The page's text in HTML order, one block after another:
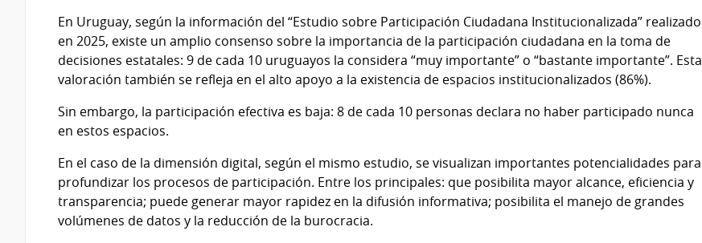
En Uruguay, según la información del “Estudio sobre Participación Ciudadana Institucionalizada” realizado
en 2025, existe un amplio consenso sobre la importancia de la participación ciudadana en la toma de
decisiones estatales: 9 de cada 10 uruguayos la considera “muy importante” o “bastante importante”. Esta
valoración también se refleja en el alto apoyo a la existencia de espacios institucionalizados (86%).
Sin embargo, la participación efectiva es baja: 8 de cada 10 personas declara no haber participado nunca
en estos espacios.
En el caso de la dimensión digital, según el mismo estudio, se visualizan importantes potencialidades para
profundizar los procesos de participación. Entre los principales: que posibilita mayor alcance, eficiencia y
transparencia; puede generar mayor rapidez en la difusión informativa; posibilita el manejo de grandes
volúmenes de datos y la reducción de la burocracia.